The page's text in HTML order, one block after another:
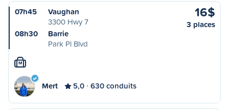
07h45
Vaughan
3300 Hwy 7
08h30
Barrie
Park Pl Blvd
16$
3 places
M
Mert 5,0 630 conduits